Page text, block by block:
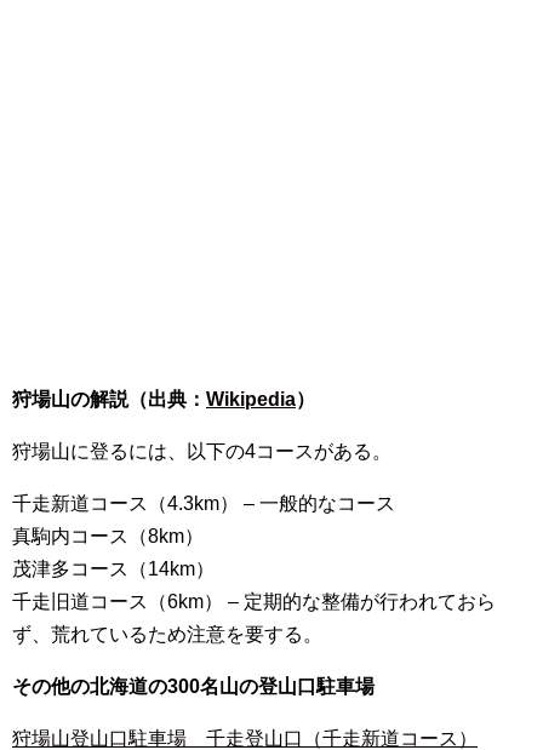
狩場山の解説（出典： Wikipedia）
狩場山に登るには、以下の4コースがある。
千走新道コース（4.3km） – 一般的なコース
真駒内コース（8km）
茂津多コース（14km）
千走旧道コース（6km） – 定期的な整備が行われておら
ず、荒れているため注意を要する。
その他の北海道の300名山の登山口駐車場
狩場山登山口駐車場 千走登山口（千走新道コース）